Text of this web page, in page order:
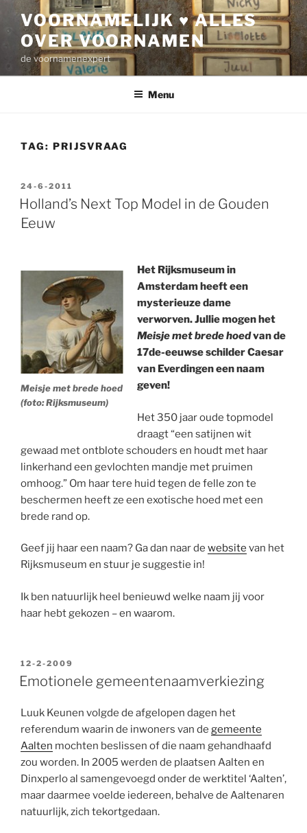
inhoud
VOORNAMELIJK ♥ ALLES
OVER VOORNAMEN
de voornamenexpert
Menu
TAG: PRIJSVRAAG
GEPLAATST
OP
24-6-2011
Holland’s Next Top Model in de Gouden
Eeuw
Meisje met brede hoed
(foto: Rijksmuseum)
Het Rijksmuseum in
Amsterdam heeft een
mysterieuze dame
verworven. Jullie mogen het
Meisje met brede hoedvan de
17de-eeuwse schilder Caesar
van Everdingen een naam
geven!
Het 350 jaar oude topmodel
draagt “een satijnen wit
gewaad met ontblote schouders en houdt met haar
linkerhand een gevlochten mandje met pruimen
omhoog.” Om haar tere huid tegen de felle zon te
beschermen heeft ze een exotische hoed met een
brede rand op.
Geef jij haar een naam? Ga dan naar de website van het
Rijksmuseum en stuur je suggestie in!
Ik ben natuurlijk heel benieuwd welke naam jij voor
haar hebt gekozen – en waarom.
GEPLAATST
OP
12-2-2009
Emotionele gemeentenaamverkiezing
Luuk Keunen volgde de afgelopen dagen het
referendum waarin de inwoners van de gemeente
Aalten mochten beslissen of die naam gehandhaafd
zou worden. In 2005 werden de plaatsen Aalten en
Dinxperlo al samengevoegd onder de werktitel ‘Aalten’,
maar daarmee voelde iedereen, behalve de Aaltenaren
natuurlijk, zich tekortgedaan.